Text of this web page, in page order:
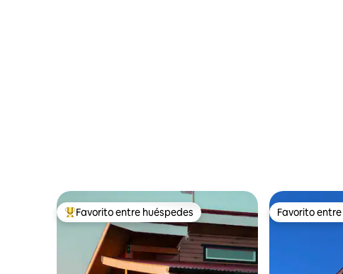
Favorito entre los huéspedes más destacados
Favorito entre huéspedes Favorito
Favorito